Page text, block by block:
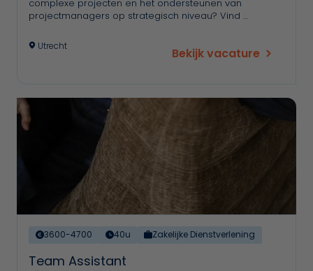
complexe projecten en het ondersteunen van
projectmanagers op strategisch niveau? Vind …
Utrecht Bekijk vacature
3600-4700 40u Zakelijke Dienstverlening
Team Assistant